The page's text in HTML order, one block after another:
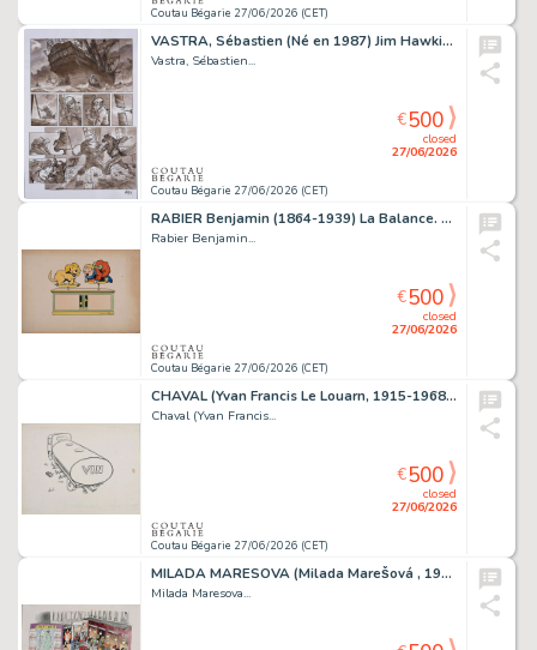
Coutau Bégarie 27/06/2026 (CET)
VASTRA, Sébastien (Né en 1987) Jim Hawkins, Tome 3,...
Vastra, Sébastien...
Coutau Bégarie 27/06/2026 (CET)
closed
27/06/2026
€500
RABIER Benjamin (1864-1939) La Balance. Encre de Chine...
Rabier Benjamin...
Coutau Bégarie 27/06/2026 (CET)
closed
27/06/2026
€500
CHAVAL (Yvan Francis Le Louarn, 1915-1968) Le Vin....
Chaval (Yvan Francis...
Coutau Bégarie 27/06/2026 (CET)
closed
27/06/2026
€500
MILADA MARESOVA (Milada Marešová , 1901-1987) Paris-Soir,...
Milada Maresova...